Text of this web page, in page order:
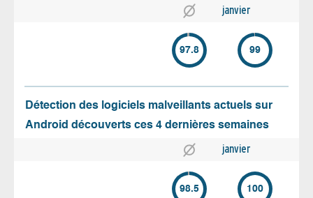
janvier
97.8 99
Détection des logiciels malveillants actuels sur
Android découverts ces 4 dernières semaines
janvier
98.5 100